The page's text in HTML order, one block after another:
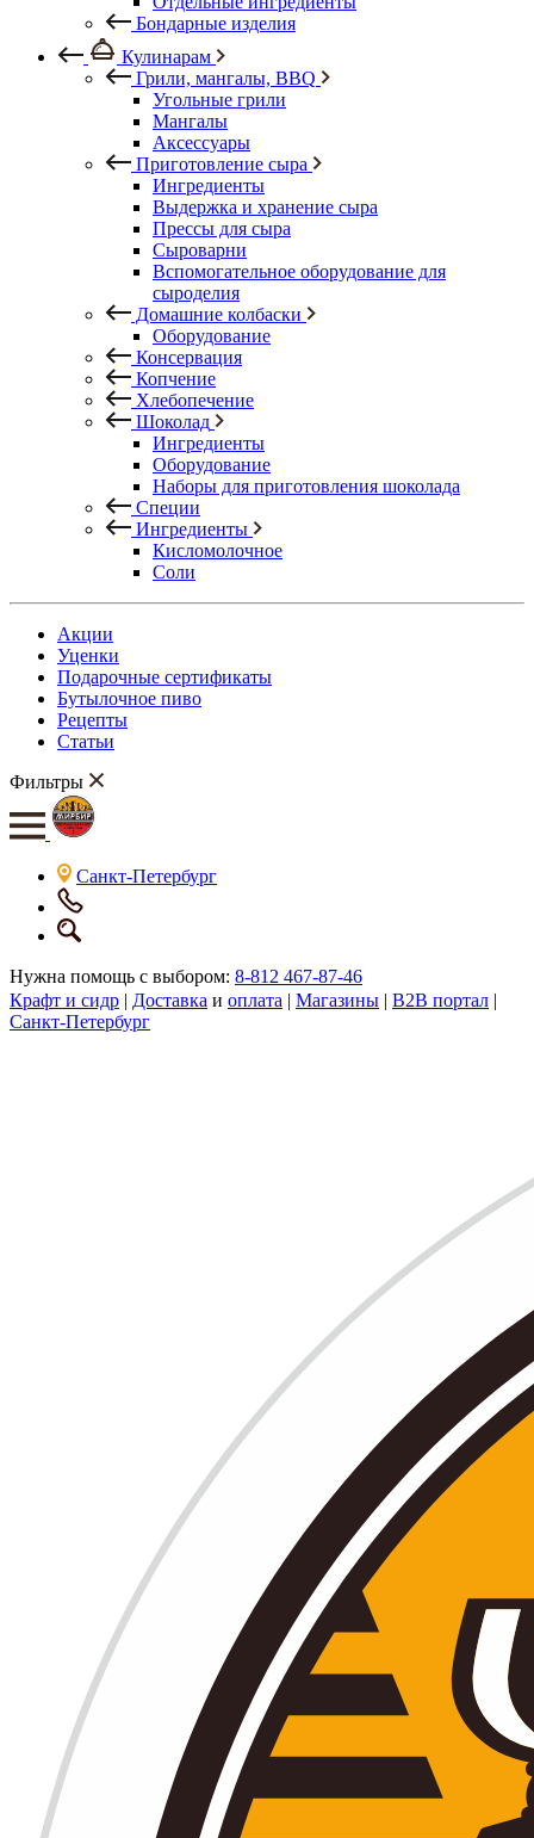
Бондарные изделия
Кулинарам
Грили, мангалы, BBQ
Угольные грили
Мангалы
Аксессуары
Приготовление сыра
Ингредиенты
Выдержка и хранение сыра
Прессы для сыра
Сыроварни
Вспомогательное оборудование для
сыроделия
Домашние колбаски
Оборудование
Консервация
Копчение
Хлебопечение
Шоколад
Ингредиенты
Оборудование
Наборы для приготовления шоколада
Специи
Ингредиенты
Кисломолочное
Соли
Акции
Уценки
Подарочные сертификаты
Бутылочное пиво
Рецепты
Статьи
Фильтры
Санкт-Петербург
Нужна помощь с выбором: 8-812 467-87-46
Крафт и сидр | Доставка и оплата | Магазины | B2B портал |
Санкт-Петербург